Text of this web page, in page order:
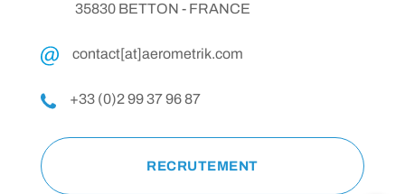
35830 BETTON - FRANCE
contact[at]aerometrik.com
+33 (0)2 99 37 96 87
RECRUTEMENT